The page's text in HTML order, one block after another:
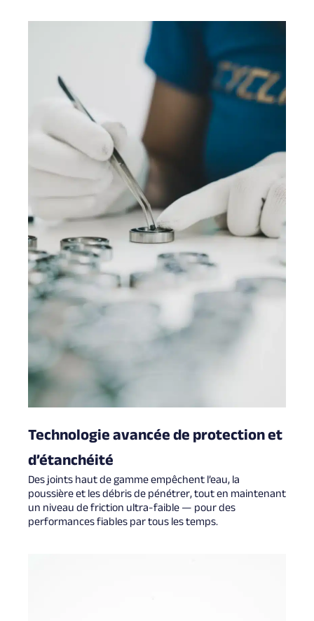
Technologie avancée de protection et
d’étanchéité
Des joints haut de gamme empêchent l’eau, la
poussière et les débris de pénétrer, tout en maintenant
un niveau de friction ultra-faible — pour des
performances fiables par tous les temps.